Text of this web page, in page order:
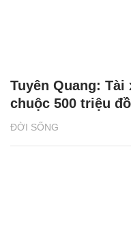
ĐỜI SỐNG
Tuyên Quang:
chuộc 500 triệu